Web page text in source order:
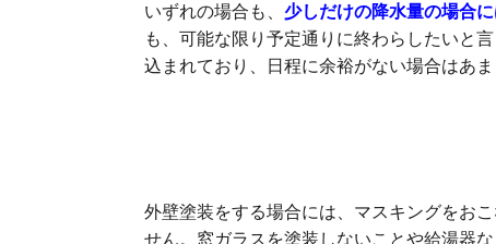
いずれの場合も、 少しだけの降水量の場合
も、可能な限り予定通りに終わらしたいと
込まれており、日程に余裕がない場合はあ
外壁塗装をする場合には、マスキングをお
せん。窓ガラスを塗装しないことや給湯器